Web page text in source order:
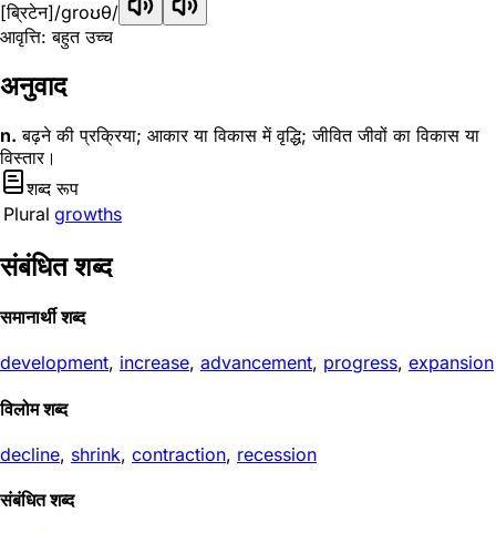
[ब्रिटेन]/ɡroʊθ/
आवृत्ति: बहुत उच्च
अनुवाद
n. बढ़ने की प्रक्रिया; आकार या विकास में वृद्धि; जीवित जीवों का विकास या
विस्तार।
शब्द रूप
Plural growths
संबंधित शब्द
समानार्थी शब्द
development, increase, advancement, progress, expansion
विलोम शब्द
decline, shrink, contraction, recession
संबंधित शब्द